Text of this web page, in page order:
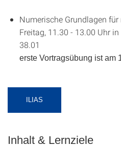
Numerische Grundlagen
Freitag, 11.30 - 13.00 Uhr
38.01
erste Vortragsübung ist am
ILIAS
Inhalt & Lernziele